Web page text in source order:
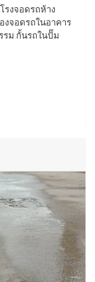
รงจอดรถห้าง
จอดรถในอาคาร
รม กั้นรถในปั๊ม